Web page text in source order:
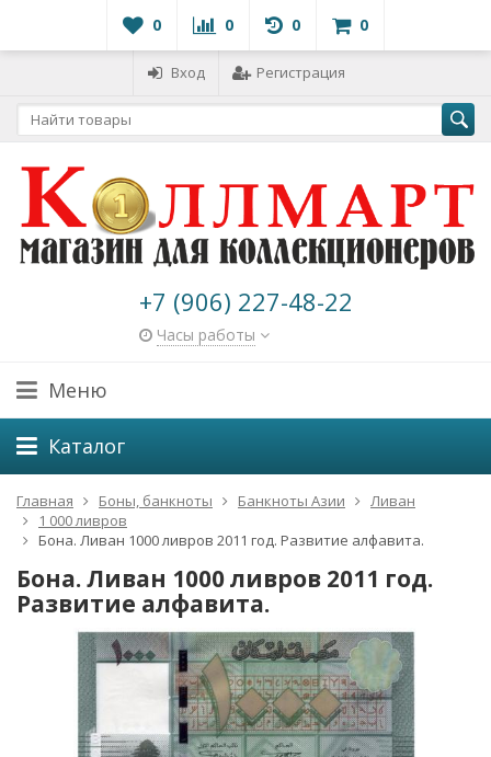
0 0 0 0
Вход Регистрация
+7 (906) 227-48-22
Часы работы
Меню
Каталог
Главная Боны, банкноты Банкноты Азии
Ливан
1 000 ливров
Бона. Ливан 1000 ливров 2011 год. Развитие алфавита.
Бона. Ливан 1000 ливров 2011 год.
Развитие алфавита.